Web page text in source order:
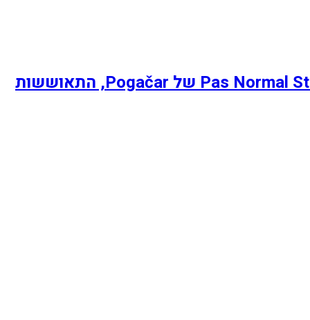
In The Drops: Quoc Motion נעליים, ערכת Pas Normal Studios Escapsim, 2026 Scicon sunnies של Pogačar, התאוששות